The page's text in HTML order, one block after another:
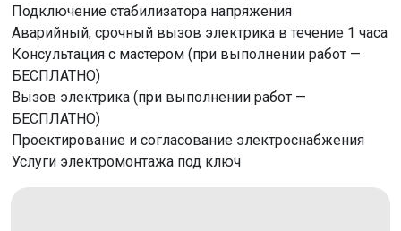
Подключение стабилизатора напряжения
Аварийный, срочный вызов электрика в течение 1 часа
Консультация с мастером (при выполнении работ —
БЕСПЛАТНО)
Вызов электрика (при выполнении работ —
БЕСПЛАТНО)
Проектирование и согласование электроснабжения
Услуги электромонтажа под ключ